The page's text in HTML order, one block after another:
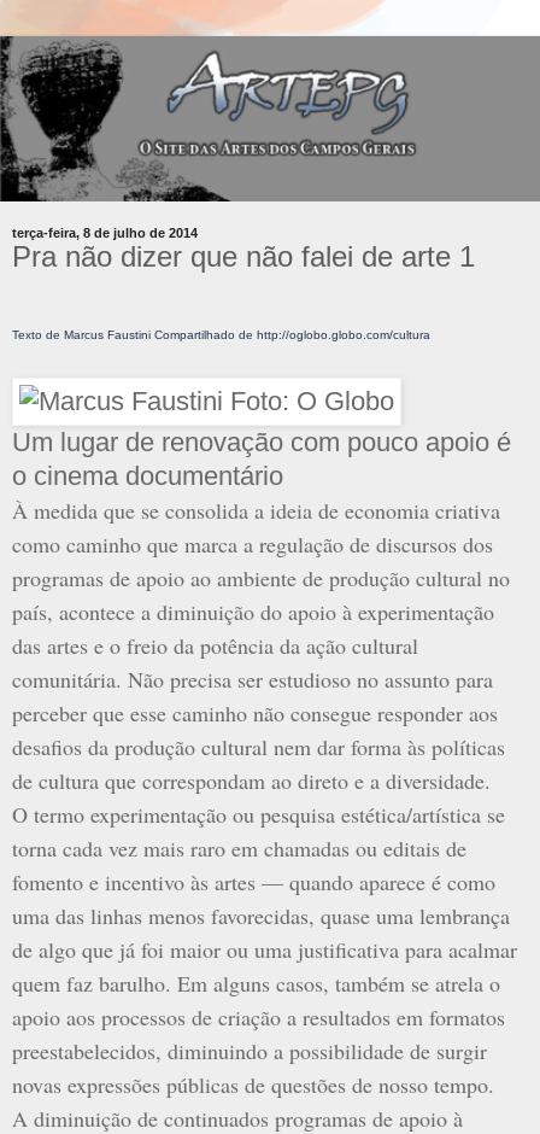
terça-feira, 8 de julho de 2014
Pra não dizer que não falei de arte 1
Texto de Marcus Faustini Compartilhado de http://oglobo.globo.com/cultura
Um lugar de renovação com pouco apoio é
o cinema documentário
À medida que se consolida a ideia de economia criativa
como caminho que marca a regulação de discursos dos
programas de apoio ao ambiente de produção cultural no
país, acontece a diminuição do apoio à experimentação
das artes e o freio da potência da ação cultural
comunitária. Não precisa ser estudioso no assunto para
perceber que esse caminho não consegue responder aos
desafios da produção cultural nem dar forma às políticas
de cultura que correspondam ao direto e a diversidade.
O termo experimentação ou pesquisa estética/artística se
torna cada vez mais raro em chamadas ou editais de
fomento e incentivo às artes — quando aparece é como
uma das linhas menos favorecidas, quase uma lembrança
de algo que já foi maior ou uma justificativa para acalmar
quem faz barulho. Em alguns casos, também se atrela o
apoio aos processos de criação a resultados em formatos
preestabelecidos, diminuindo a possibilidade de surgir
novas expressões públicas de questões de nosso tempo.
A diminuição de continuados programas de apoio à